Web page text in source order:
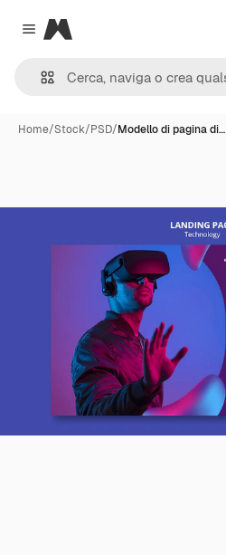
Close menu
Magnific
Home/Stock/PSD/Modello di pagina di…